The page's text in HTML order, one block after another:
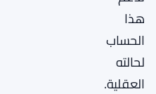
هذا
الحساب
لحالته
العقلية.